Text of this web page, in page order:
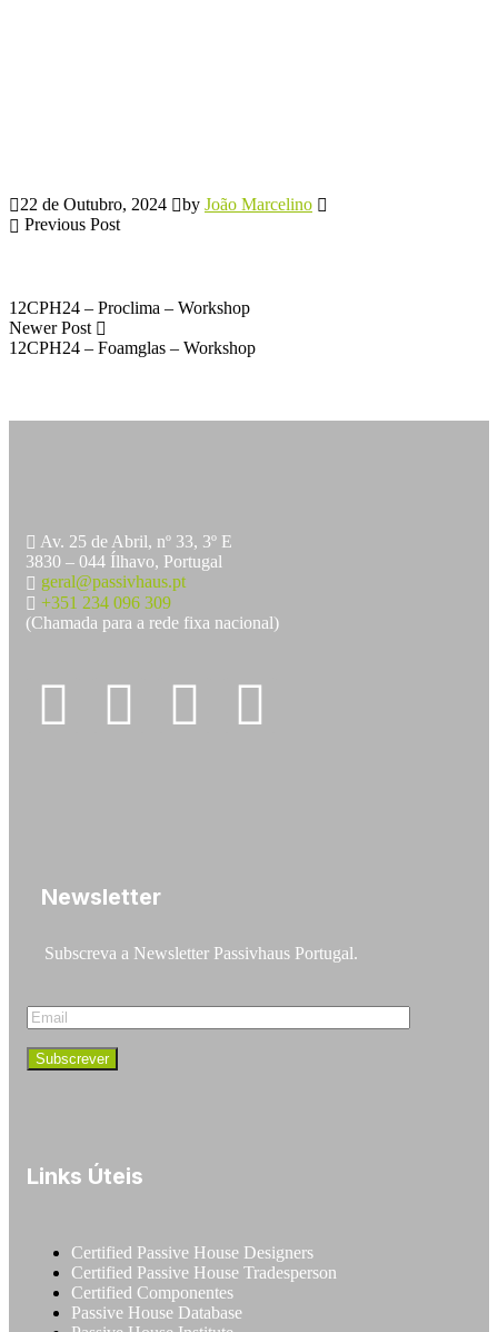
22 de Outubro, 2024 by João Marcelino
Previous Post
12CPH24 – Proclima – Workshop
Newer Post
12CPH24 – Foamglas – Workshop
Av. 25 de Abril, nº 33, 3º E
3830 – 044 Ílhavo, Portugal
geral@passivhaus.pt
+351 234 096 309
(Chamada para a rede fixa nacional)
Newsletter
Subscreva a Newsletter Passivhaus Portugal.
Links Úteis
Certified Passive House Designers
Certified Passive House Tradesperson
Certified Componentes
Passive House Database